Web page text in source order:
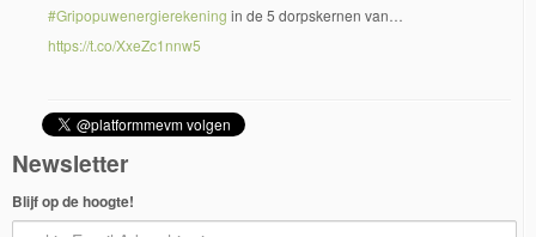
#Gripopuwenergierekening in de 5 dorpskernen van…
https://t.co/XxeZc1nnw5
Newsletter
Blijf op de hoogte!